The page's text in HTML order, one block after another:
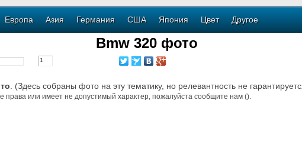
Европа Азия Германия США Япония Цвет Другое
Bmw 320 фото
. (Здесь собраны фото на эту тематику, но релевантность не
права или имеет не допустимый характер, пожалуйста сообщите нам ().